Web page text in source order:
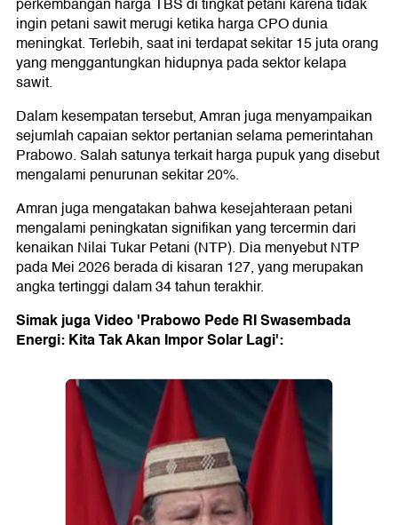
perkembangan harga TBS di tingkat petani karena tidak
ingin petani sawit merugi ketika harga CPO dunia
meningkat. Terlebih, saat ini terdapat sekitar 15 juta orang
yang menggantungkan hidupnya pada sektor kelapa
sawit.
Dalam kesempatan tersebut, Amran juga menyampaikan
sejumlah capaian sektor pertanian selama pemerintahan
Prabowo. Salah satunya terkait harga pupuk yang disebut
mengalami penurunan sekitar 20%.
Amran juga mengatakan bahwa kesejahteraan petani
mengalami peningkatan signifikan yang tercermin dari
kenaikan Nilai Tukar Petani (NTP). Dia menyebut NTP
pada Mei 2026 berada di kisaran 127, yang merupakan
angka tertinggi dalam 34 tahun terakhir.
Simak juga Video 'Prabowo Pede RI Swasembada
Energi: Kita Tak Akan Impor Solar Lagi':